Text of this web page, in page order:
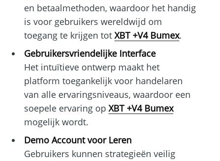
en betaalmethoden, waardoor het handig
is voor gebruikers wereldwijd om
toegang te krijgen tot XBT +V4 Bumex.
Gebruikersvriendelijke Interface
Het intuïtieve ontwerp maakt het
platform toegankelijk voor handelaren
van alle ervaringsniveaus, waardoor een
soepele ervaring op XBT +V4 Bumex
mogelijk wordt.
Demo Account voor Leren
Gebruikers kunnen strategieën veilig